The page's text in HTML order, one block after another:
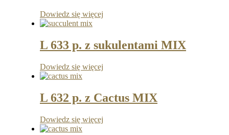
Dowiedz się więcej
L 633 p. z sukulentami MIX
Dowiedz się więcej
L 632 p. z Cactus MIX
Dowiedz się więcej